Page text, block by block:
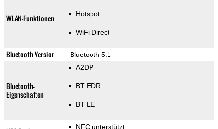
WLAN-Funktionen Hotspot
WiFi Direct
Bluetooth Version Bluetooth 5.1
Bluetooth-
Eigenschaften
A2DP
BT EDR
BT LE
NFC unterstützt